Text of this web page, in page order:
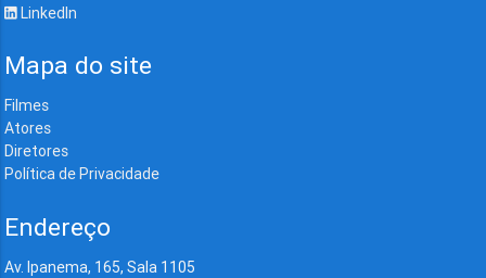
LinkedIn
Mapa do site
Filmes
Atores
Diretores
Política de Privacidade
Endereço
Av. Ipanema, 165, Sala 1105